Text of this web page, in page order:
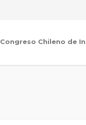
Congreso Chileno de